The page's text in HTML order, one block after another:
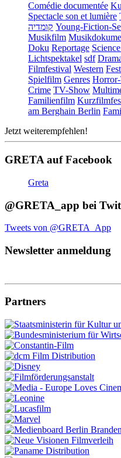
Comédie documentée
Spectacle son et lumière
קומדיה Young-Fiction-
Musikfilm
Doku Reportage
Lichtspektakel sdf
Filmfestival Western
Spielfilm Genres
Crime TV-Show
Familienfilm
am Berghain Berlin
Jetzt weiterempfehlen!
GRETA auf Facebook
Greta
@GRETA_app bei
Tweets von @GRETA_App
Newsletter anmeldung
Partners